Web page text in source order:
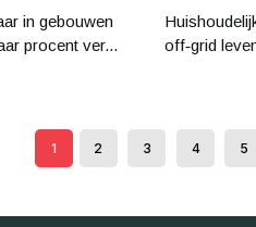
in gebouwen
procent ver...
off‑grid
1 2 3 4 5